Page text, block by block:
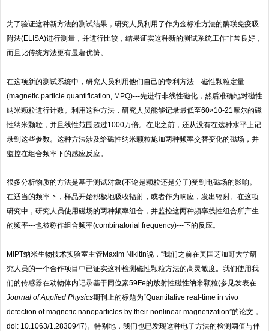
为了验证这种新方法的测试结果，研究人员利用了作为金标准方法的酶联免疫吸
附法(ELISA)进行测量，并进行比较，结果证实这种新的测试系统工作非常良好，
而且比传统方法更有显著优势。
在这项新的测试系统中，研究人员利用他们自己的专利方法---磁性颗粒定量
(magnetic particle quantification, MPQ)---先进行非线性磁化，然后准确地对磁性
纳米颗粒进行计数。利用这种方法，研究人员能够记录最低至60×10-21摩尔的磁
性纳米颗粒，并且线性范围超过1000万倍。在此之前，还从没有在这种水平上记
录到这些参数。这种方法涉及给磁性纳米颗粒施加两种频率交替变化的磁场，并
监控在组合频率下的感应反应。
很多分析物质的方法是基于测试对象(不论是颗粒还是分子)受到电磁场的影响。
在适当的频率下，样品开始积极地吸收辐射，或者作为响应，发出辐射。在这项
研究中，研究人员使用磁场的两种频率组合，并监控这两种频率线性组合所产生
的频率---也被称作组合频率(combinatorial frequency)---下的反应。
MIPT纳米生物技术实验室主管Maxim Nikitin说，“我们之前在美国芝加哥大学研
究人员的一个合作项目中已证实这种检测磁性颗粒方法的高灵敏度。我们使用我
们的传感器在动物体内记录基于同位素59Fe的放射性磁性纳米颗粒(参见发表在
Journal of Applied Physics期刊上的标题为“Quantitative real-time in vivo
detection of magnetic nanoparticles by their nonlinear magnetization”的论文，
doi: 10.1063/1.2830947)。特别地，我们也已发现这种电子方法的检测阈值与伴